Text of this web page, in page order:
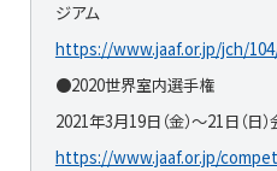
ジアム
https://www.jaaf.or.jp/jch/
●2020世界室内選手権
2021年3月19日（金）～21日（日）
https://www.jaaf.or.jp/